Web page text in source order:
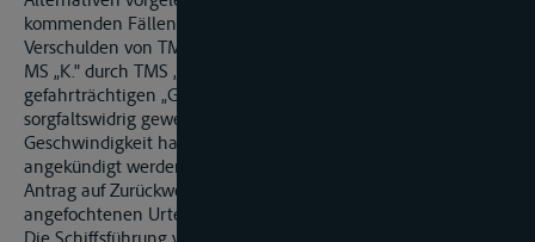
kommenden Fällen sei die Havarie auf ein alleiniges
Verschulden von TMS „S." zurückzuführen. Das Überholen des
MS „K." durch TMS „S." kurz vor der bekanntermaßen
gefahrträchtigen „Grassteiner Schwelle" sei per se
sorgfaltswidrig gewesen. Die drastische Verringerung der
Geschwindigkeit habe daher über Funk oder durch Signal
angekündigt werden müssen. Die Beklagten stützen ihren
Antrag auf Zurückweisung der Berufung auf die Gründe des
angefochtenen Urteils und tragen ergänzend vor: